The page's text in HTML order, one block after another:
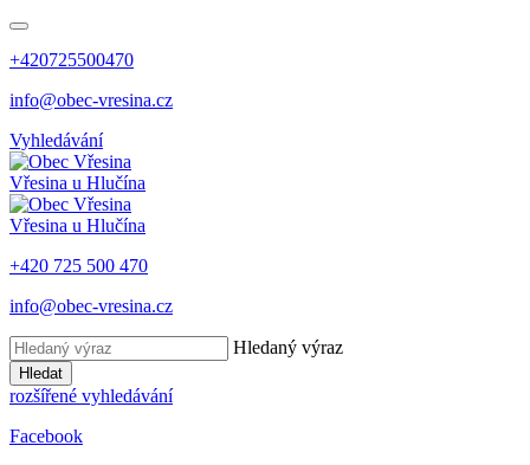
+420725500470
info@obec-vresina.cz
Vyhledávání
Vřesina u Hlučína
Vřesina u Hlučína
+420 725 500 470
info@obec-vresina.cz
Hledaný výraz
Hledat
rozšířené vyhledávání
Facebook